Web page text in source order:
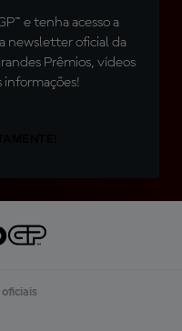
e tenha acesso a
newsletter oficial da
Prêmios, vídeos
informações!